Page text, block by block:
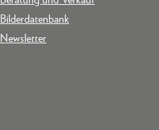
Bilderdatenbank
Newsletter